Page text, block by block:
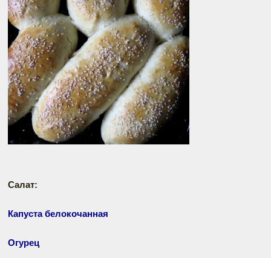
Салат:
Капуста белокочанная
Огурец